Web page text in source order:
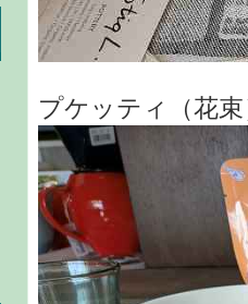
プケッティ（花